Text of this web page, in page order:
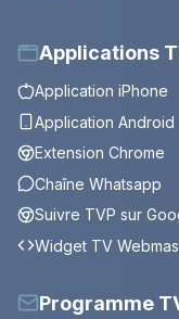
Applications
Application iPhone
Application Android
Extension Chrome
Chaîne Whatsapp
Suivre TVP sur
Widget TV
Programme